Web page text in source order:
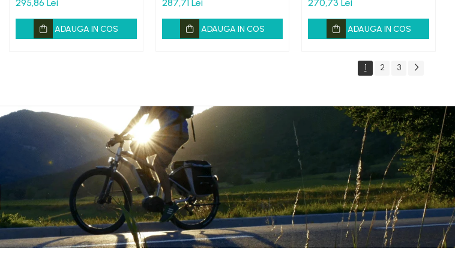
295,86 Lei
ADAUGA IN COS
287,71 Lei
ADAUGA IN COS
270,73 Lei
ADAUGA IN COS
1 2 3